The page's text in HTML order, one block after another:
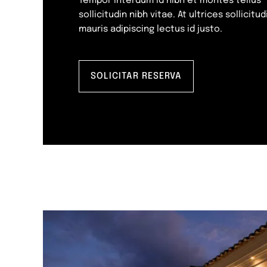
sollicitudin nibh vitae. At ultrices
mauris adipiscing lectus id justo.
SOLICITAR RESERVA